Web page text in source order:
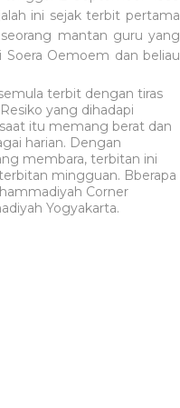
ini sejak terbit pertama
mantan guru yang
Oemoem dan beliau
terbit dengan tiras
yang dihadapi
itu memang berat dan
harian. Dengan
membara, terbitan ini
mingguan. Bberapa
Corner
Yogyakarta.